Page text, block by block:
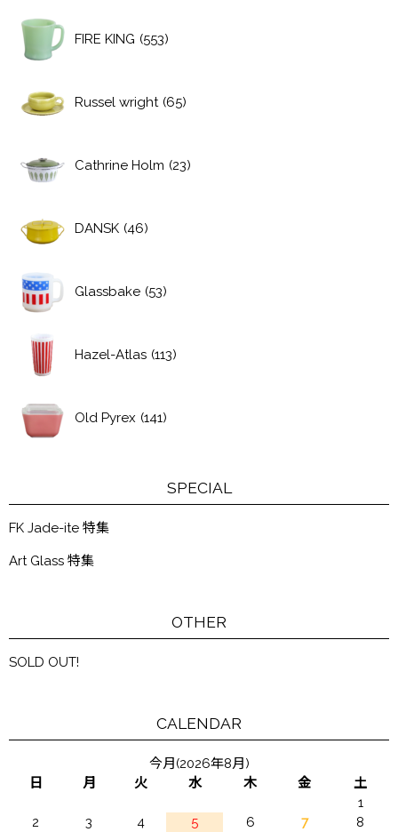
FIRE KING (553)
Russel wright (65)
Cathrine Holm (23)
DANSK (46)
Glassbake (53)
Hazel-Atlas (113)
Old Pyrex (141)
SPECIAL
FK Jade-ite 特集
Art Glass 特集
OTHER
SOLD OUT!
CALENDAR
今月(2026年8月)
日
月 火 水 木 金
土
1
2
3 4 5 6 7
8